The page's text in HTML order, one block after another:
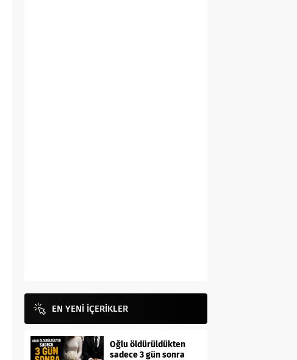
EN YENİ İÇERİKLER
Oğlu öldürüldükten
sadece 3 gün sonra